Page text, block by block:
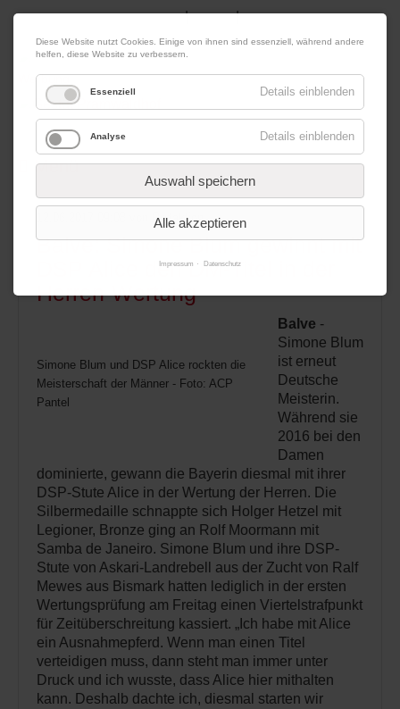
06. August 2026 Impressum|Kontakt|Datenschutz
Werbung
Menü
von Redaktion
Balve: Simone Blum gewinnt mit
DSP Alice den DM-Titel in der
Herren-Wertung
Simone Blum und DSP Alice rockten die
Meisterschaft der Männer - Foto: ACP
Pantel
Balve -
Simone Blum
ist erneut
Deutsche
Meisterin.
Während sie
2016 bei den
Damen
dominierte, gewann die Bayerin diesmal mit ihrer
DSP-Stute Alice in der Wertung der Herren. Die
Silbermedaille schnappte sich Holger Hetzel mit
Legioner, Bronze ging an Rolf Moormann mit
Samba de Janeiro. Simone Blum und ihre DSP-
Stute von Askari-Landrebell aus der Zucht von Ralf
Mewes aus Bismark hatten lediglich in der ersten
Wertungsprüfung am Freitag einen Viertelstrafpunkt
für Zeitüberschreitung kassiert. „Ich habe mit Alice
ein Ausnahmepferd. Wenn man einen Titel
verteidigen muss, dann steht man immer unter
Druck und ich wusste, dass Alice hier mithalten
kann. Deshalb dachte ich, diesmal starten wir
Diese Website nutzt Cookies. Einige von ihnen sind essenziell, während andere
helfen, diese Website zu verbessern.
Essenziell Details einblenden
Analyse Details einblenden
Auswahl speichern
Alle akzeptieren
Impressum Datenschutz